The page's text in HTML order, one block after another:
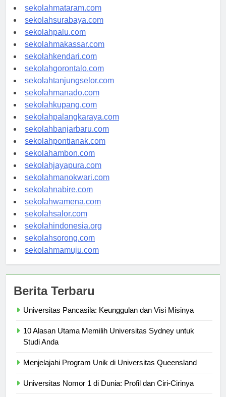
sekolahserang.com
sekolahmataram.com
sekolahsurabaya.com
sekolahpalu.com
sekolahmakassar.com
sekolahkendari.com
sekolahgorontalo.com
sekolahtanjungselor.com
sekolahmanado.com
sekolahkupang.com
sekolahpalangkaraya.com
sekolahbanjarbaru.com
sekolahpontianak.com
sekolahambon.com
sekolahjayapura.com
sekolahmanokwari.com
sekolahnabire.com
sekolahwamena.com
sekolahsalor.com
sekolahindonesia.org
sekolahsorong.com
10 Alasan Utama Memilih Universitas Sydney untuk